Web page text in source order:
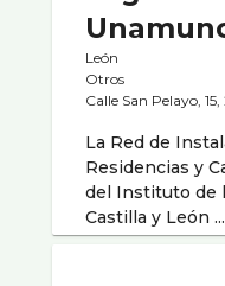
León
Otros
Calle San Pelayo,
La Red de
Residencias y
del Instituto de
Castilla y León ...